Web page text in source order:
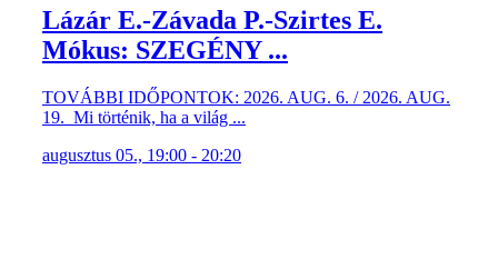
Lázár E.-Závada P.-Szirtes E.
Mókus: SZEGÉNY ...
TOVÁBBI IDŐPONTOK: 2026. AUG. 6. / 2026. AUG.
19. Mi történik, ha a világ ...
augusztus 05., 19:00 - 20:20